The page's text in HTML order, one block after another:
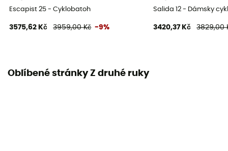
Escapist 25 - Cyklobatoh
3575,62 Kč 3959,00 Kč -9%
Salida 12 - Dámsky
3420,37 Kč 3829,00
Oblíbené stránky Z druhé ruky